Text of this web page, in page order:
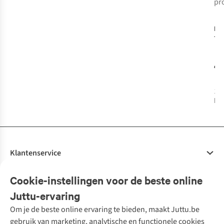
1
Cookie-instellingen voor de beste online
Juttu-ervaring
Om je de beste online ervaring te bieden, maakt Juttu.be
gebruik van marketing, analytische en functionele cookies
Klantenservice
Bestellen
Betalen
10% studentenkorting
Onze diensten
Tweedehands - ReJUsed
Kledingatelier
Juttu